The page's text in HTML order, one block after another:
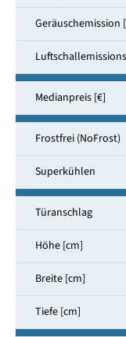
Geräuschemission
Medianpreis [€]
Frostfrei (NoFrost)
Superkühlen
Türanschlag
Höhe [cm]
Breite [cm]
Tiefe [cm]